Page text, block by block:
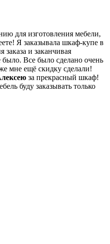
для изготовления мебели,
Я заказывала шкаф-купе в
и заканчивая
Все было сделано очень
мне ещё скидку сделали!
за прекрасный шкаф!
буду заказывать только